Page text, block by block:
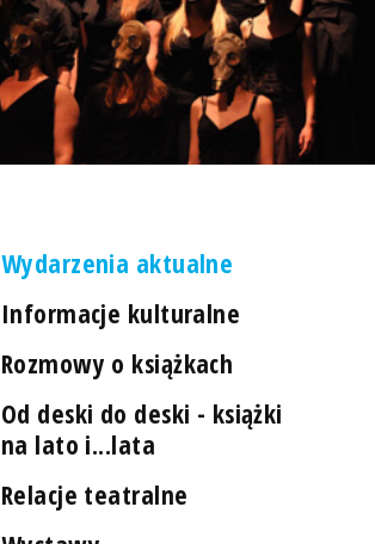
Wydarzenia aktualne
Informacje kulturalne
Rozmowy o książkach
Od deski do deski - książki
na lato i...lata
Relacje teatralne